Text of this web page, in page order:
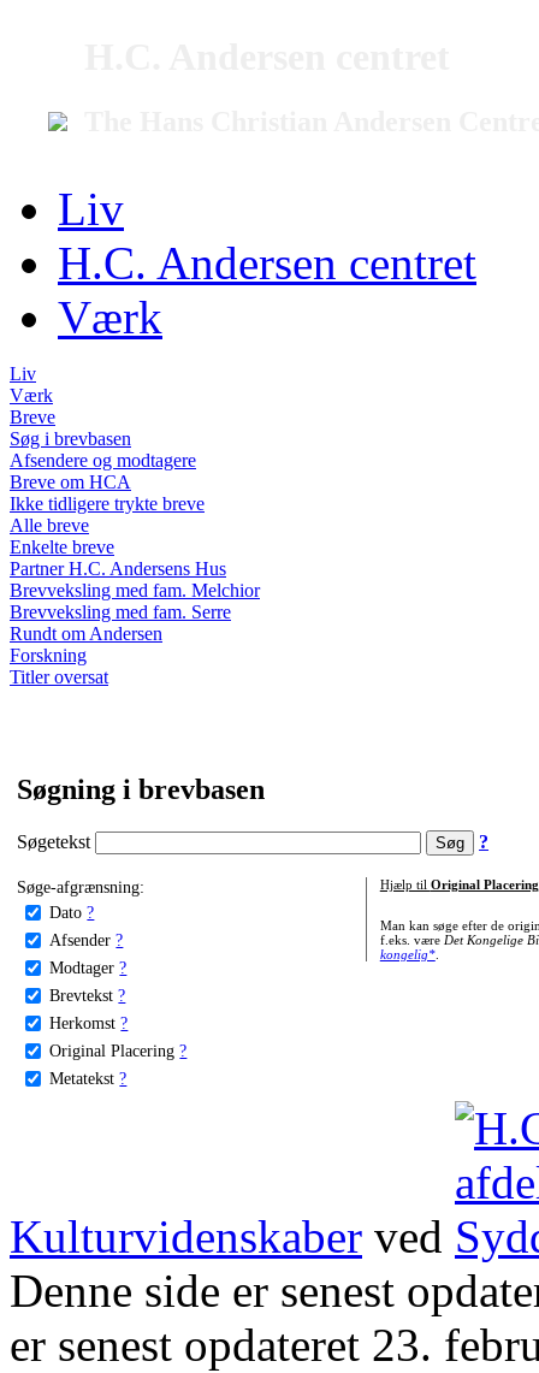
Liv
H.C. Andersen centret
Værk
Liv
Værk
Breve
Søg i brevbasen
Afsendere og modtagere
Breve om HCA
Ikke tidligere trykte breve
Alle breve
Enkelte breve
Partner H.C. Andersens Hus
Brevveksling med fam. Melchior
Brevveksling med fam. Serre
Rundt om Andersen
Forskning
Titler oversat
Søgning i brevbasen
Søgetekst ?
Søge-afgrænsning:
Dato ?
Afsender ?
Modtager ?
Brevtekst ?
Herkomst ?
Original Placering ?
Metatekst ?
Hjælp til Original Placering
Man kan søge efter de
f.eks. være Det Kongelige
kongelig*.
Kulturvidenskaber ved
Denne side er senest
er senest opdateret 23.